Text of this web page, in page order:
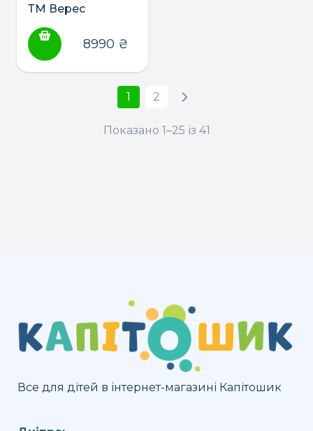
ТМ Верес
8990 ₴
1 2
Показано 1–25 із 41
Все для дітей в інтернет-магазині Капітошик